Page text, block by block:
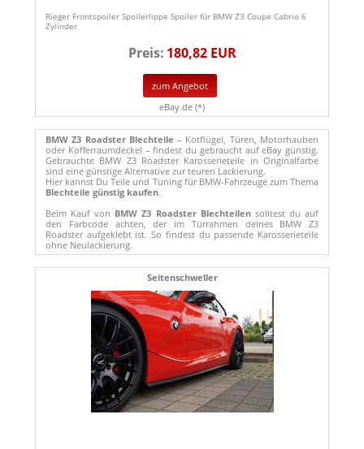
Rieger Frontspoiler Spoilerlippe Spoiler für BMW Z3 Coupe Cabrio 6
Zylinder
Preis: 180,82 EUR
zum Angebot
eBay.de (*)
BMW Z3 Roadster Blechteile – Kotflügel, Türen, Motorhauben
oder Kofferraumdeckel – findest du gebraucht auf eBay günstig.
Gebrauchte BMW Z3 Roadster Karosserieteile in Originalfarbe
sind eine günstige Alternative zur teuren Lackierung.
Hier kannst Du Teile und Tuning für BMW-Fahrzeuge zum Thema
Blechteile günstig kaufen.
Beim Kauf von BMW Z3 Roadster Blechteilensolltest du auf
den Farbcode achten, der im Türrahmen deines BMW Z3
Roadster aufgeklebt ist. So findest du passende Karosserieteile
ohne Neulackierung.
Seitenschweller